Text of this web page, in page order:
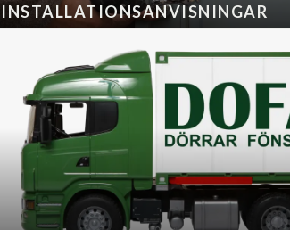
INSTALLATIONSANVISNINGAR